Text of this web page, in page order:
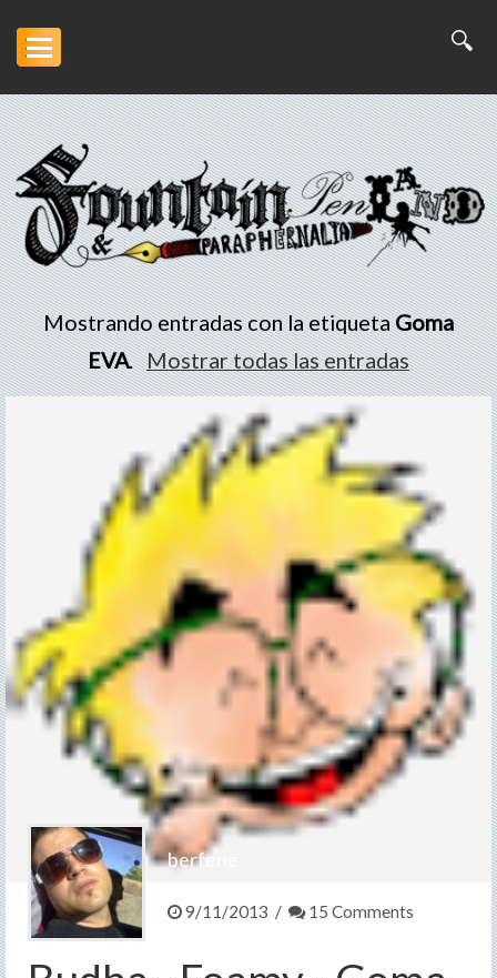
Inicio
Artesanía
Escritura
Arte
Portofolio
Contacto
>
Mostrando entradas con la etiquetaGoma
EVA. Mostrar todas las entradas
berfene
9/11/2013 / 15 Comments